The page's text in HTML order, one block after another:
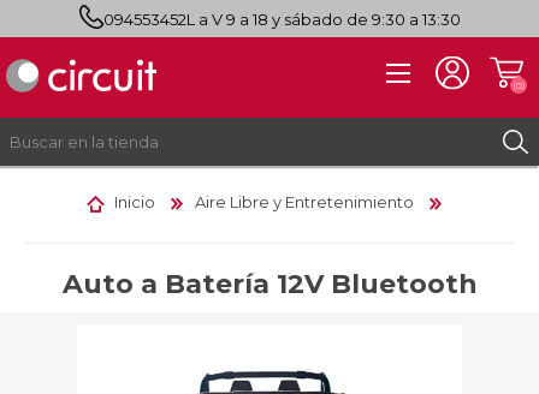
094553452L a V 9 a 18 y sábado de 9:30 a 13:30
INICIAR SESIÓN
(0)
Inicio Aire Libre y Entretenimiento
Auto a Batería 12V Bluetooth